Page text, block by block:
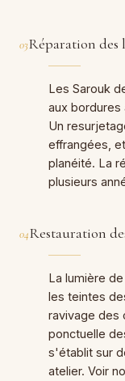
03Réparation des
Les Sarouk
aux bordures
Un
effrangées,
planéité. La
plusieurs
04Restauration
La lumière
les teintes
ravivage des
ponctuelle
s'établit sur
atelier. Voir